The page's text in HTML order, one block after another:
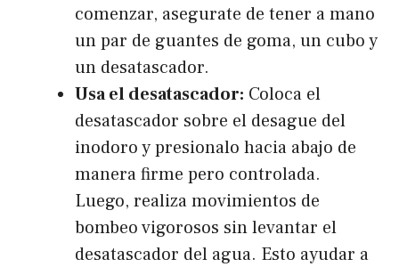
comenzar, asegurate de tener a mano
un par de guantes de goma, un cubo y
un desatascador.
Usa el desatascador: Coloca el
desatascador sobre el desague del
inodoro y presionalo hacia abajo de
manera firme pero controlada.
Luego, realiza movimientos de
bombeo vigorosos sin levantar el
desatascador del agua. Esto ayudar a